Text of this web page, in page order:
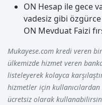
ON Hesap ile gece
vadesiz gibi
ON Mevduat Faizi
Mukayese.com kredi veren
ülkemizde hizmet veren
listeleyerek kolayca
hizmetler için
ücretsiz olarak